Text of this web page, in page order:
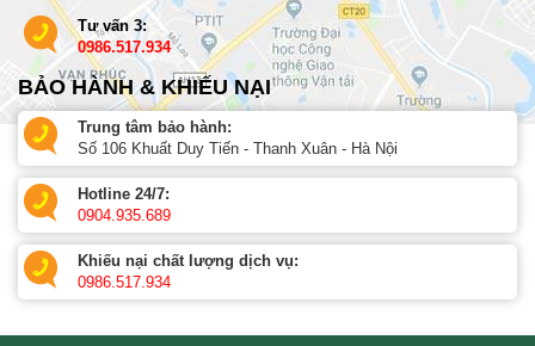
Tư vấn 3:
0986.517.934
BẢO HÀNH & KHIẾU NẠI
Trung tâm bảo hành:
Số 106 Khuất Duy Tiến - Thanh Xuân - Hà Nội
Hotline 24/7:
0904.935.689
Khiếu nại chất lượng dịch vụ:
0986.517.934